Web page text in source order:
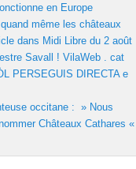
en Europe
même les châteaux
dans Midi Libre du 2 août
Savall ! VilaWeb . cat
PERSEGUIS DIRECTA e
occitane : » Nous
Châteaux Cathares «